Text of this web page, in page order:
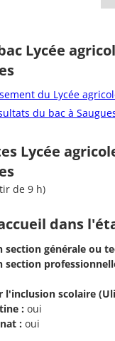
Lycée
du Lycée
du bac à
Lycée
de 9 h)
dans
section générale ou
section
l'inclusion scolaire
: oui
: oui